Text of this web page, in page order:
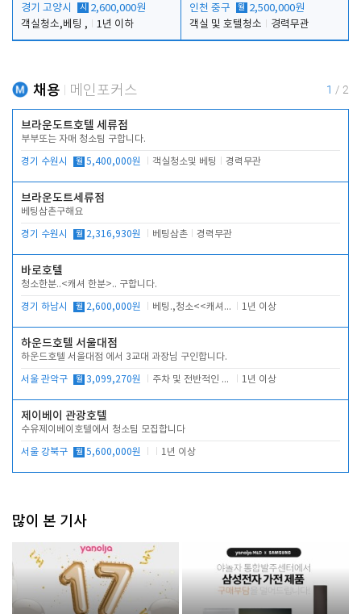
경기 고양시 시
2,600,000원
객실청소,베팅 ,
1년 이하
인천 중구 월 2,500,000원
객실 및 호텔청소
경력무관
채용 메인포커스 1 / 2
브라운도트호텔 세류점
부부또는 자매 청소팀 구합니다.
경기 수원시 월 5,400,000원 객실청소및 베팅 경력무관
브라운도트세류점
베팅삼촌구해요
경기 수원시 월 2,316,930원 베팅삼촌 경력무관
바로호텔
청소한분..<캐셔 한분>.. 구합니다.
경기 하남시 월 2,600,000원 베팅.,청소<<캐셔 모셔봅니다. 1년 이상
하운드호텔 서울대점
하운드호텔 서울대점 에서 3교대 과장님 구인합니다.
서울 관악구 월 3,099,270원 주차 및 전반적인 당번업무 1년 이상
제이베이 관광호텔
수유제이베이호텔에서 청소팀 모집합니다
서울 강북구 월 5,600,000원 1년 이상
많이 본 기사